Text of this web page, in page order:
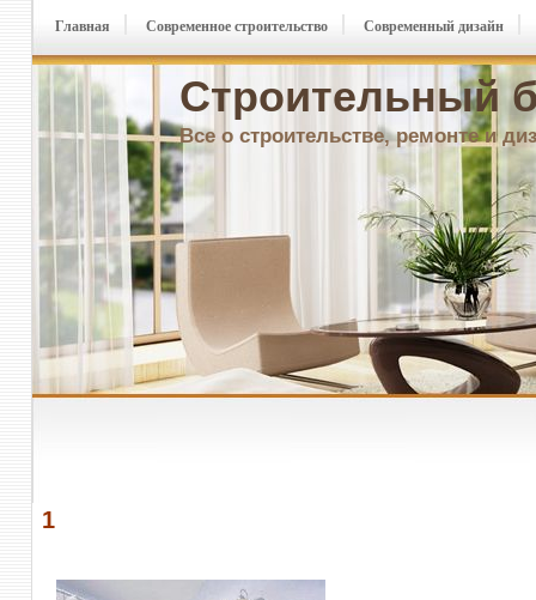
Строительный
Все о строительстве, ремонте и
Главная Современное строительство Современный дизайн
1